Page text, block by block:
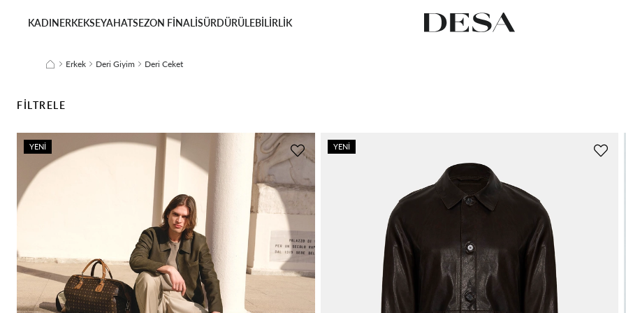
KADINERKEKSEYAHATSEZON FİNALİSÜRDÜRÜLEBİLİRLİK
Erkek Deri Giyim Deri Ceket
FILTRELE
YENI
YENI